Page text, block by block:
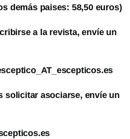
demás paises: 58,50 euros)
a la revista, envíe un
solicitar asociarse, envíe un